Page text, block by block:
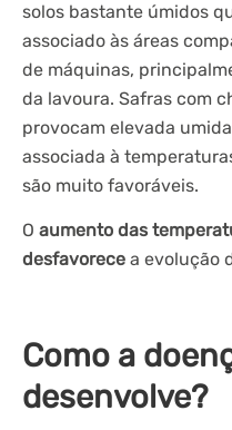
solos bastante úmidos
associado às áreas
de máquinas,
da lavoura. Safras com
provocam elevada
associada à
são muito favoráveis.
O aumento das
desfavorece a evolução
Como a
desenvolve?